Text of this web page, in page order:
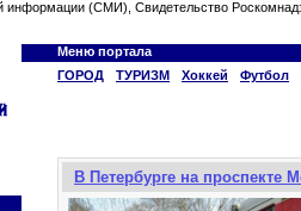
информации (СМИ), Свидетельство
Меню портала
ГОРОД
ТУРИЗМ Хоккей Футбол
В Петербурге на проспекте